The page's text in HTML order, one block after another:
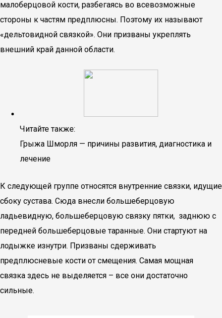
малоберцовой кости, разбегаясь во всевозможные
стороны к частям предплюсны. Поэтому их называют
«дельтовидной связкой». Они призваны укреплять
внешний край данной области.
Читайте также:
Грыжа Шморля — причины развития, диагностика и
лечение
К следующей группе относятся внутренние связки, идущие
сбоку сустава. Сюда внесли большеберцовую
ладьевидную, большеберцовую связку пятки, заднюю с
передней большеберцовые таранные. Они стартуют на
лодыжке изнутри. Призваны сдерживать
предплюсневые кости от смещения. Самая мощная
связка здесь не выделяется – все они достаточно
сильные.